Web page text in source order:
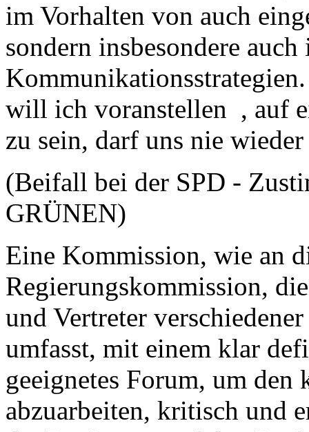
im Vorhalten von auch
sondern insbesondere
will ich voranstellen , auf
zu sein, darf uns nie
(Beifall bei der SPD -
GRÜNEN)
Eine Kommission, wie an
Regierungskommission,
und Vertreter
umfasst, mit einem klar
geeignetes Forum, um
abzuarbeiten, kritisch und